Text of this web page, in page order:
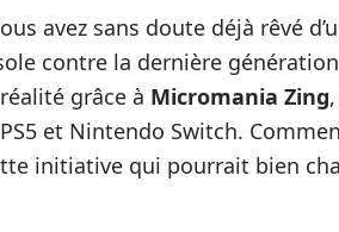
avez sans doute déjà rêvé
contre la dernière
grâce à Micromania Zing
et Nintendo Switch.
initiative qui pourrait bien